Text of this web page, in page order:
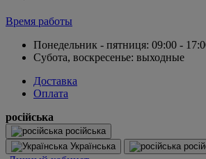
Время работы
Понедельник - пятниця: 09:00 -
Субота, воскресенье: выходные
Доставка
Оплата
російська
російська
Українська